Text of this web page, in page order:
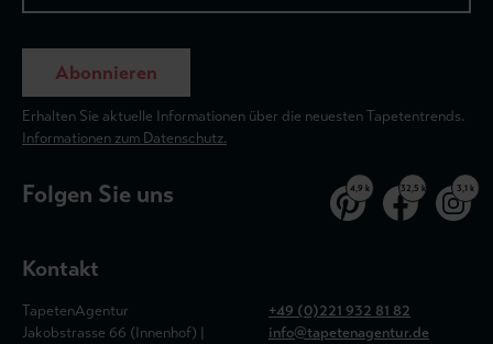
Abonnieren
Erhalten Sie aktuelle Informationen über die neuesten Tapetentrends.
Informationen zum Datenschutz.
Folgen Sie uns 4,9 k 32,5 k 3,1 k
Kontakt
TapetenAgentur
Jakobstrasse 66 (Innenhof) |
+49 (0)221 932 81 82
info@tapetenagentur.de